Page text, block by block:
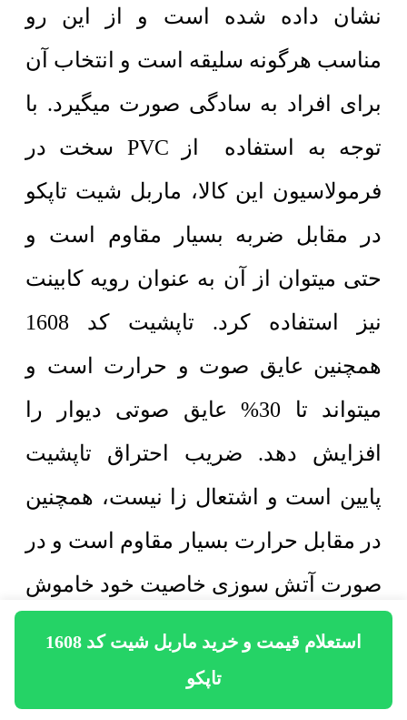
استعلام قیمت و خرید ماربل شیت کد 1608
تاپکو
نشان داده شده است و از این رو
مناسب هرگونه سلیقه است و انتخاب آن
برای افراد به سادگی صورت میگیرد. با
توجه به استفاده از PVC سخت در
فرمولاسیون این کالا، ماربل شیت تاپکو
در مقابل ضربه بسیار مقاوم است و
حتی میتوان از آن به عنوان رویه کابینت
نیز استفاده کرد. تاپشیت کد 1608
همچنین عایق صوت و حرارت است و
میتواند تا 30% عایق صوتی دیوار را
افزایش دهد. ضریب احتراق تاپشیت
پایین است و اشتعال زا نیست، همچنین
در مقابل حرارت بسیار مقاوم است و در
صورت آتش سوزی خاصیت خود خاموش
شوندگی دارد. از این رو میتوان از
تاپشیت به عنوان پوشش بین کابینت